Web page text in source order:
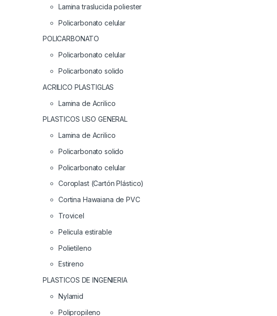
Lamina traslucida poliester
Policarbonato celular
POLICARBONATO
Policarbonato celular
Policarbonato solido
ACRILICO PLASTIGLAS
Lamina de Acrilico
PLASTICOS USO GENERAL
Lamina de Acrilico
Policarbonato solido
Policarbonato celular
Coroplast (Cartón Plástico)
Cortina Hawaiana de PVC
Trovicel
Pelicula estirable
Polietileno
Estireno
PLASTICOS DE INGENIERIA
Nylamid
Polipropileno